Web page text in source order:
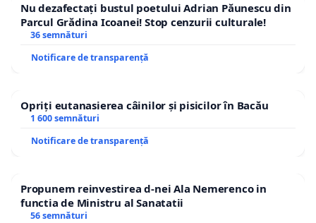
Nu dezafectați bustul poetului Adrian Păunescu din
Parcul Grădina Icoanei! Stop cenzurii culturale!
36 semnături
Notificare de transparență
Opriți eutanasierea câinilor și pisicilor în Bacău
1 600 semnături
Notificare de transparență
Propunem reinvestirea d-nei Ala Nemerenco in
functia de Ministru al Sanatatii
56 semnături